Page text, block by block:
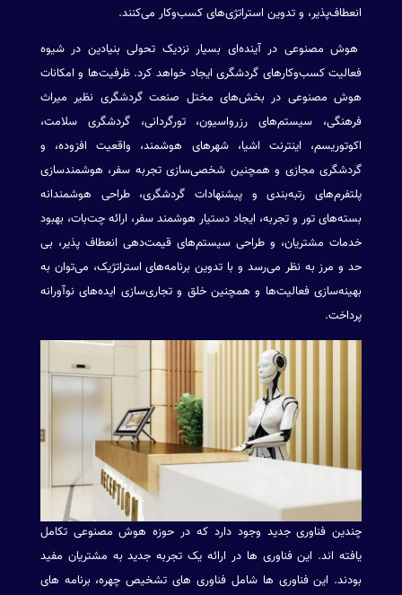
انعطاف‌پذیر، و تدوین استراتژی‌های کسب‌وکار می‌کنند.
هوش مصنوعی در آینده‌ای بسیار نزدیک تحولی بنیادین در شیوه
فعالیت کسب‌وکارهای گردشگری ایجاد خواهد کرد. ظرفیت‌ها و امکانات
هوش مصنوعی در بخش‌های مختل صنعت گردشگری نظیر میراث
فرهنگی، سیستم‌های رزرواسیون، تورگردانی، گردشگری سلامت،
اکوتوریسم، اینترنت اشیا، شهرهای هوشمند، واقعیت افزوده، و
گردشگری مجازی و همچنین شخصی‌سازی تجربه سفر، هوشمندسازی
پلتفرم‌های رتبه‌بندی و پیشنهادات گردشگری، طراحی هوشمندانه
بسته‌های تور و تجربه، ایجاد دستیار هوشمند سفر، ارائه چت‌بات، بهبود
خدمات مشتریان، و طراحی سیستم‌های قیمت‌دهی انعطاف پذیر، بی
حد و مرز به نظر می‌رسد و با تدوین برنامه‌های استراتژیک، می‌توان به
بهینه‌سازی فعالیت‌ها و همچنین خلق و تجاری‌سازی ایده‌های نوآورانه
پرداخت.
چندین فناوری جدید وجود دارد که در حوزه هوش مصنوعی تکامل
یافته اند. این فناوری ها در ارائه یک تجربه جدید به مشتریان مفید
بودند. این فناوری ها شامل فناوری های تشخیص چهره، برنامه های